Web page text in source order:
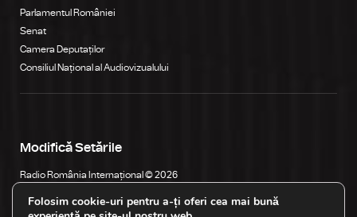
Parlamentul României
Senat
Camera Deputaților
Consiliul Național al Audiovizualului
Modifică Setările
Radio România Internațional © 2026
Folosim cookie-uri pentru a-ți oferi cea mai bună